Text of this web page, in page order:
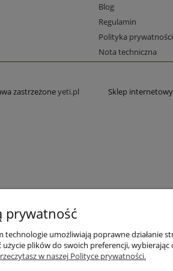
Blog
Regulamin
Polityka prywatności
Nota techniczna
zastrzeżoneyeti.pl Sklep internetowy
prywatność
technologie umożliwiają poprawne działanie
plików do swoich preferencji, wybierając
w naszej Polityce prywatności.